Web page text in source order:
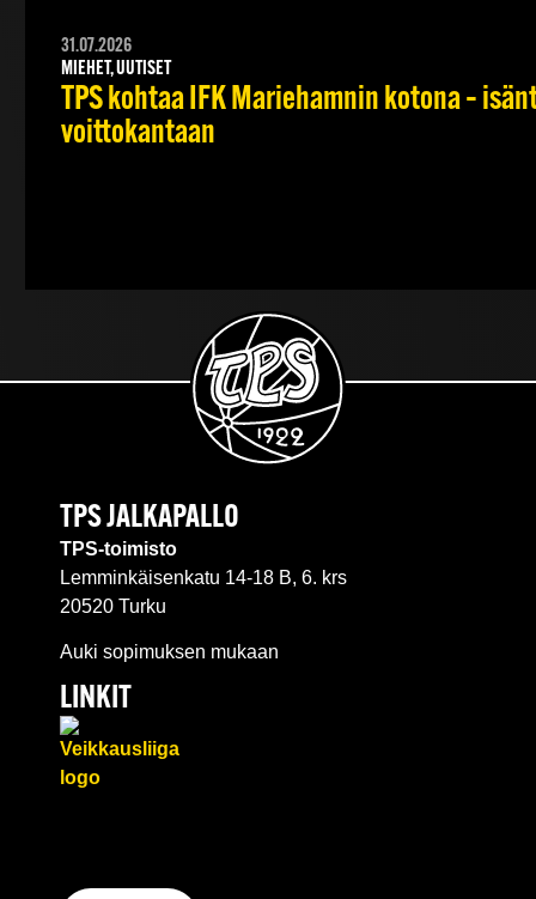
31.07.2026
MIEHET, UUTISET
TPS kohtaa IFK Mariehamnin kotona –
voittokantaan
TPS JALKAPALLO
TPS-toimisto
Lemminkäisenkatu 14-18 B, 6. krs
20520 Turku
Auki sopimuksen mukaan
LINKIT